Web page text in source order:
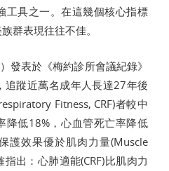
工具之一。在這幾個核心指標
群表現往往不佳。
發表於《梅約診所會議紀錄》
追蹤近萬名成年人長達27年後
Fitness, CRF)者較中
降低18%，心血管死亡率降低
護效果優於肌肉力量(Muscle
出：心肺適能(CRF)比肌肉力